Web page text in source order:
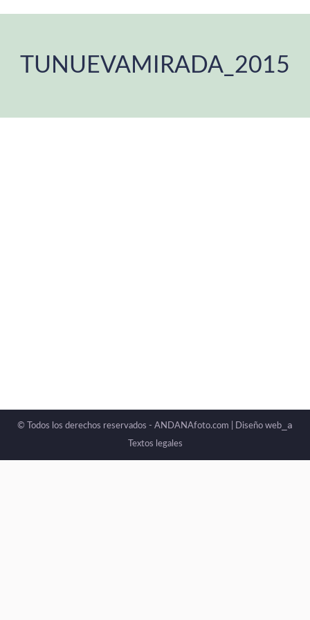
TUNUEVAMIRADA_2015
© Todos los derechos reservados - ANDANAfoto.com | Diseño web _a
Textos legales